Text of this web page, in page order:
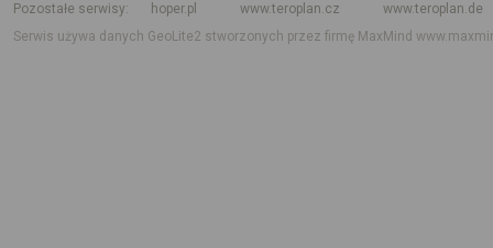
Pozostałe serwisy
hoper.pl www.teroplan.cz
www.teroplan.de
Serwis używa danych GeoLite2 stworzonych przez firmę MaxMind